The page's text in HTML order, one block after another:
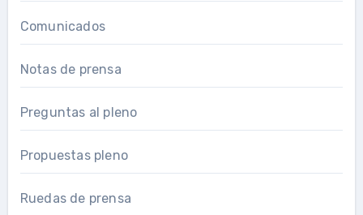
Comunicados
Notas de prensa
Preguntas al pleno
Propuestas pleno
Ruedas de prensa